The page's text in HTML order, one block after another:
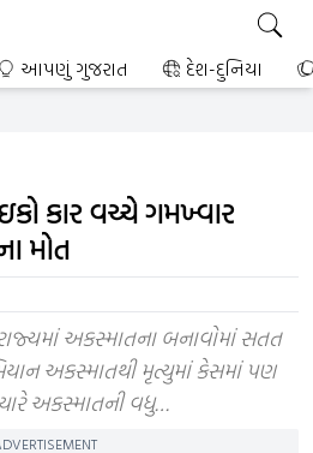
આપણું ગુજરાત દેશ-દુનિયા
કાર વચ્ચે ગમખ્વાર
મોત
અકસ્માતના બનાવોમાં સતત
અકસ્માતથી મૃત્યુમાં કેસમાં પણ
અકસ્માતની વધુ…